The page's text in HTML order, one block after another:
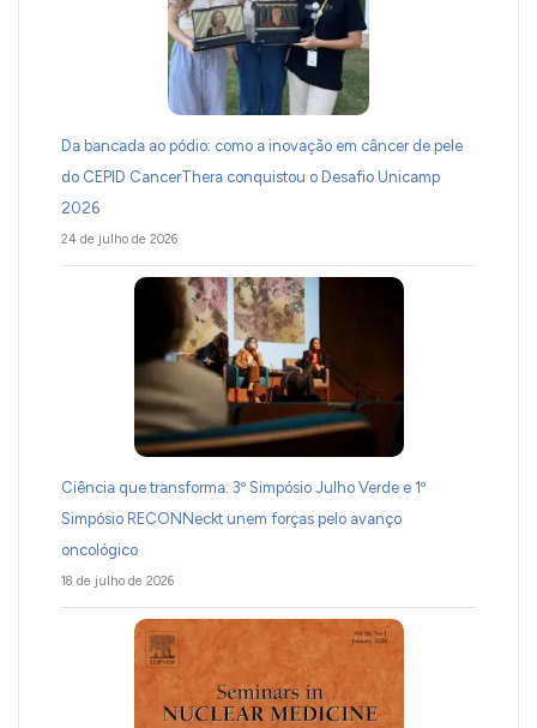
Da bancada ao pódio: como a inovação em câncer de pele
do CEPID CancerThera conquistou o Desafio Unicamp
2026
24 de julho de 2026
Ciência que transforma: 3º Simpósio Julho Verde e 1º
Simpósio RECONNeckt unem forças pelo avanço
oncológico
18 de julho de 2026